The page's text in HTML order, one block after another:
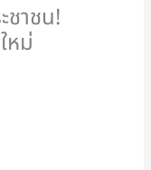
ชาชน!
หม่